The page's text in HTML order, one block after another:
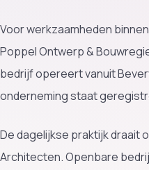
Voor werkzaamheden
Poppel Ontwerp &
bedrijf opereert vanuit
onderneming staat
De dagelijkse praktijk draait
Architecten. Openbare